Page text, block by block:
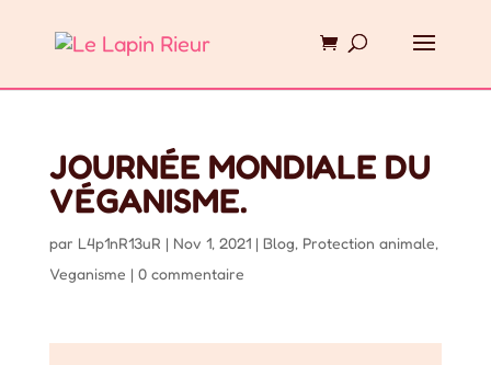
JOURNÉE MONDIALE DU
VÉGANISME.
par L4p1nR13uR | Nov 1, 2021| Blog, Protection animale,
Veganisme | 0 commentaire